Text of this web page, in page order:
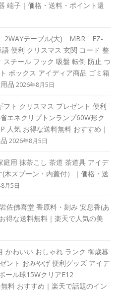
端子｜価格・送料・ポイント還
テーブル(大) MBR EZ-
便利 クリスマス 玄関 コード 整
チール フック 吸盤 転倒 防止 つ
ボックス アイディア商品 ゴミ箱
品 2026年8月5日
フト クリスマス プレゼント 便利
エネクリプトンランプ60W形ク
人気 お得な送料無料 おすすめ｜
2026年8月5日
庭用 抹茶こし 茶道 茶道具 アイデ
木スプーン・内蓋付）｜価格・送
月5日
佐佛喜堂 香原料・刻み 安息香(あ
得な送料無料｜楽天で人気の美
かわいい おしゃれ ランク 御歳暮
ント おみやげ 便利グッズ アイデ
ール球15WクリアE12
料 おすすめ｜楽天で話題のイン